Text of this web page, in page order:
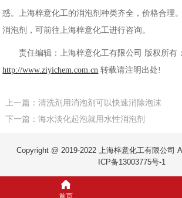
惑。上海梓意化工的消泡剂种类齐全，价格合理
消泡剂，可前往上海梓意化工进行咨询。
责任编辑：上海梓意化工有限公司 版权所有：
http://www.ziyichem.com.cn 转载请注明出处!
上一篇：清洗剂用消泡剂可以快速消除泡沫
下一篇：海水淡化起泡就用水性消泡剂
Copyright @ 2019-2022 上海梓意化工有限公司
ICP备13003775号-1
首页